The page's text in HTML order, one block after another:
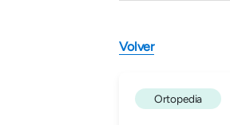
Volver
Ortopedia